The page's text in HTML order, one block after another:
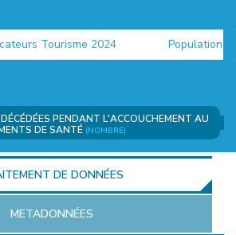
Tourisme 2024 Population 2024
PENDANT L'ACCOUCHEMENT AU
DE SANTÉ (NOMBRE)
DE DONNÉES
METADONNÉES